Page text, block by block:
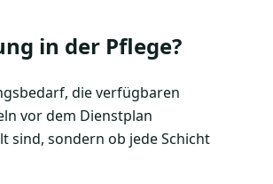
in der Pflege?
die verfügbaren
vor dem Dienstplan
sind, sondern ob jede Schicht